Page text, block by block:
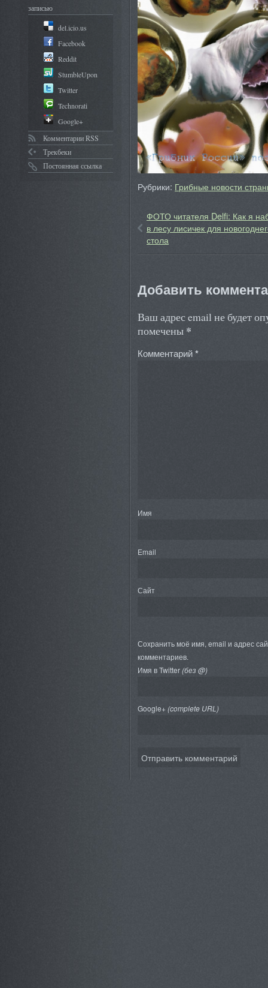
записью
del.icio.us
Facebook
Reddit
StumbleUpon
Twitter
Technorati
Google+
Комментарии RSS
Трекбеки
Постоянная ссылка
Рубрики: Грибные новости
ФОТО читателя Delfi: Как я
в лесу лисичек для
стола
Добавить
Ваш адрес email не будет
помечены *
Комментарий*
Имя
Email
Сайт
Сохранить моё имя, email и адрес
комментариев.
Имя в Twitter(без @)
Google+(complete URL)